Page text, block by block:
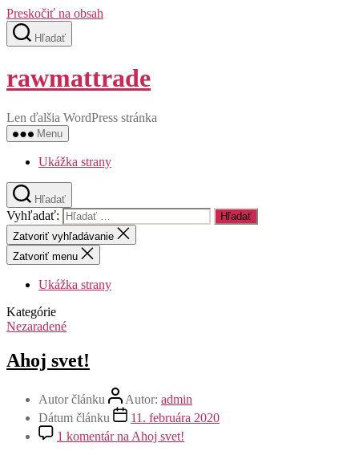
Preskočiť na obsah
Hľadať
rawmattrade
Len ďalšia WordPress stránka
Menu
Ukážka strany
Hľadať
Vyhľadať:
Zatvoriť vyhľadávanie
Zatvoriť menu
Ukážka strany
Kategórie
Nezaradené
Ahoj svet!
Autor článku Autor: admin
Dátum článku
11. februára 2020
1 komentárna Ahoj svet!